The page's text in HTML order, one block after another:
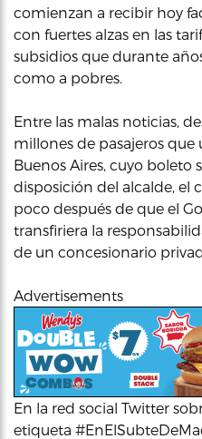
comienzan a recibir hoy
con fuertes alzas en las
subsidios que durante
como a pobres.
Entre las malas noticias,
millones de pasajeros
Buenos Aires, cuyo boleto
disposición del alcalde, el
poco después de que el
transfiriera la
de un concesionario
Advertisements
En la red social Twitter
etiqueta